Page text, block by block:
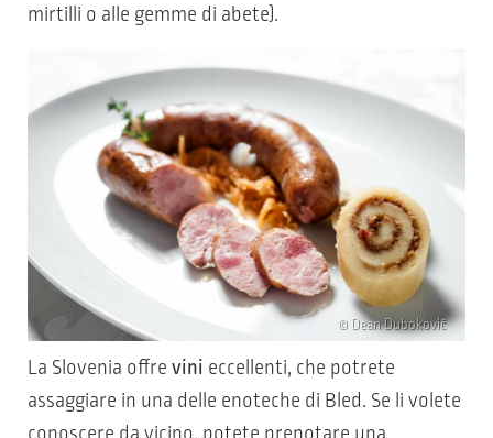
mirtilli o alle gemme di abete).
© Dean Dubokovič
La Slovenia offre vini eccellenti, che potrete
assaggiare in una delle enoteche di Bled. Se li volete
conoscere da vicino, potete prenotare una